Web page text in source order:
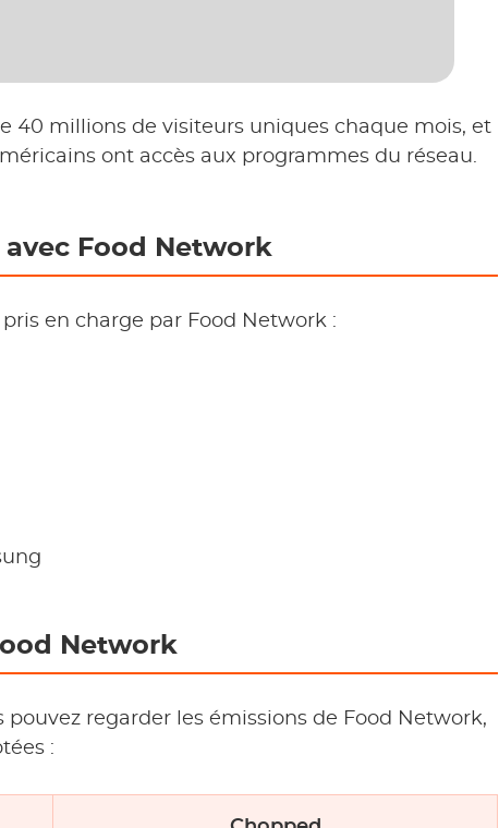
40 millions de visiteurs uniques chaque mois, et
ont accès aux programmes du réseau.
Food Network
en charge par Food Network :
Network
pouvez regarder les émissions de Food Network,
: